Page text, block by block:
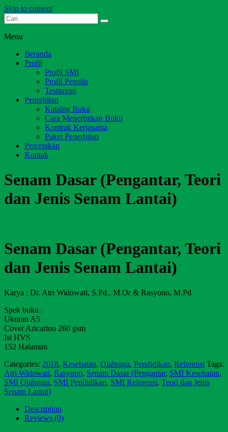
Skip to content
Dari Jambi untuk Indonesia
Menu
Beranda
Profil
Profil SMI
Profil Penulis
Testimoni
Penerbitan
Katalog Buku
Cara Menerbitkan Buku
Kontrak Kerjasama
Paket Penerbitan
Percetakan
Kontak
Senam Dasar (Pengantar, Teori
dan Jenis Senam Lantai)
Senam Dasar (Pengantar, Teori
dan Jenis Senam Lantai)
Karya : Dr. Atri Widowati, S.Pd., M.Or & Rasyono, M.Pd
Spek buku :
Ukuran A5
Cover Artcarton 260 gsm
Isi HVS
152 Halaman
Categories: 2018, Kesehatan, Olahraga, Pendidikan, Referensi Tags:
Atri Widowati, Rasyono, Senam Dasar (Pengantar, SMI Kesehatan,
SMI Olahraga, SMI Pendidikan, SMI Referensi, Teori dan Jenis
Senam Lantai)
Description
Reviews (0)